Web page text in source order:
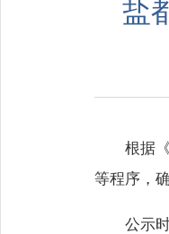
盐
根据
等程序，
公示